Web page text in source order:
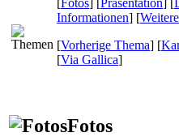
[Fotos] [Präsentation] [
Informationen] [
[Vorherige Thema] [
[Via Gallica]
Fotos